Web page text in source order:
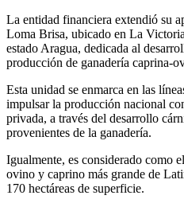
La entidad financiera extendió su
Loma Brisa, ubicado en La
estado Aragua, dedicada al
producción de ganadería caprina-
Esta unidad se enmarca en las
impulsar la producción nacional
privada, a través del desarrollo
provenientes de la ganadería.
Igualmente, es considerado como
ovino y caprino más grande de
170 hectáreas de superficie.